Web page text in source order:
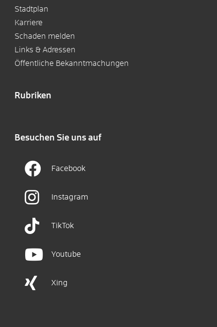
Stadtplan
Karriere
Schaden melden
Links & Adressen
Öffentliche Bekanntmachungen
Rubriken
Besuchen Sie uns auf
Facebook
Instagram
TikTok
Youtube
Xing